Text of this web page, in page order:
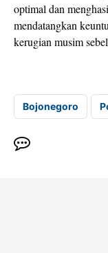
optimal dan
mendatangkan
kerugian musim
Bojonegoro